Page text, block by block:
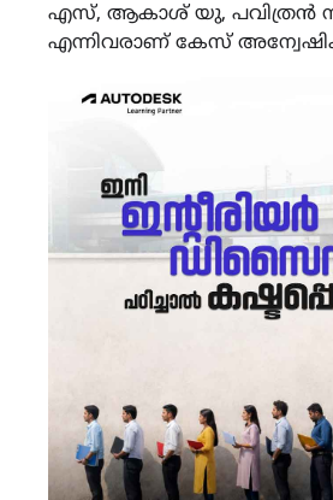
എസ്, ആകാശ് യു, പവിത്രൻ
എന്നിവരാണ് കേസ്